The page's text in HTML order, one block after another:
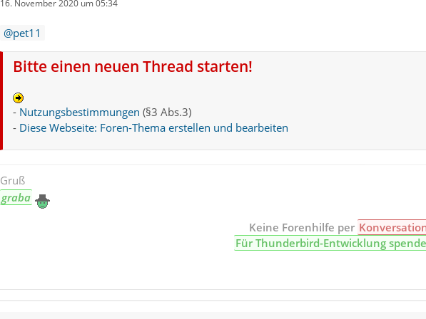
16. November 2020 um 05:34
pet11
Bitte einen neuen Thread starten!
- Nutzungsbestimmungen (§3 Abs.3)
- Diese Webseite: Foren-Thema erstellen und bearbeiten
Gruß
graba
Keine Forenhilfe per
Für Thunderbird-Entwicklung